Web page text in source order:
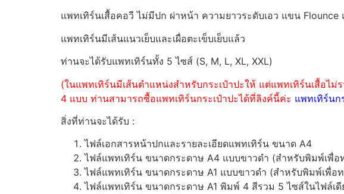
แพทเทิร์นเสื้อคอวี ไม่มีปก ผ่าหน้า ความยาวระดับเอว แขน Flounce
แพทเทิร์นมีเส้นแนวเย็บและเผื่อตะเข็บเย็บแล้ว
ท่านจะได้รับแพทเทิร์นทั้ง 5 ไซส์ (S, M, L, XL, XXL)
(ในแพทเทิร์นมีเส้นตำแหน่งสำหรับกระเป๋าปะให้ แต่แพทเทิร์นเสื้อไ
4 แบบ ท่านสามารถซื้อแพทเทิร์นกระเป๋าปะได้ที่ลิงค์นี้ค่ะ แพทเทิร์นก
สิ่งที่ท่านจะได้รับ :
ไฟล์เอกสารหน้าปกและรายละเอียดแพทเทิร์น ขนาด A4
ไฟล์แพทเทิร์น ขนาดกระดาษ A4 แบบขาวดำ (สำหรับพิมพ์เพื่อ
ไฟล์แพทเทิร์น ขนาดกระดาษ A1 แบบขาวดำ (สำหรับพิมพ์เพื่อ
ไฟล์แพทเทิร์น ขนาดกระดาษ A1 พิมพ์ 4 สีรวม 5 ไซส์ในไฟล์เดี